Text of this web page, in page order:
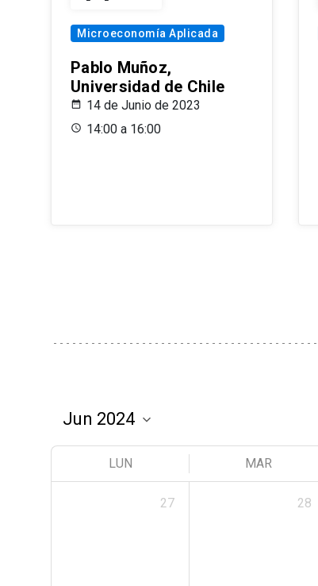
Microeconomía Aplicada
Pablo Muñoz,
Universidad de Chile
14 de Junio de 2023
14:00 a 16:00
LUN MAR
27 28